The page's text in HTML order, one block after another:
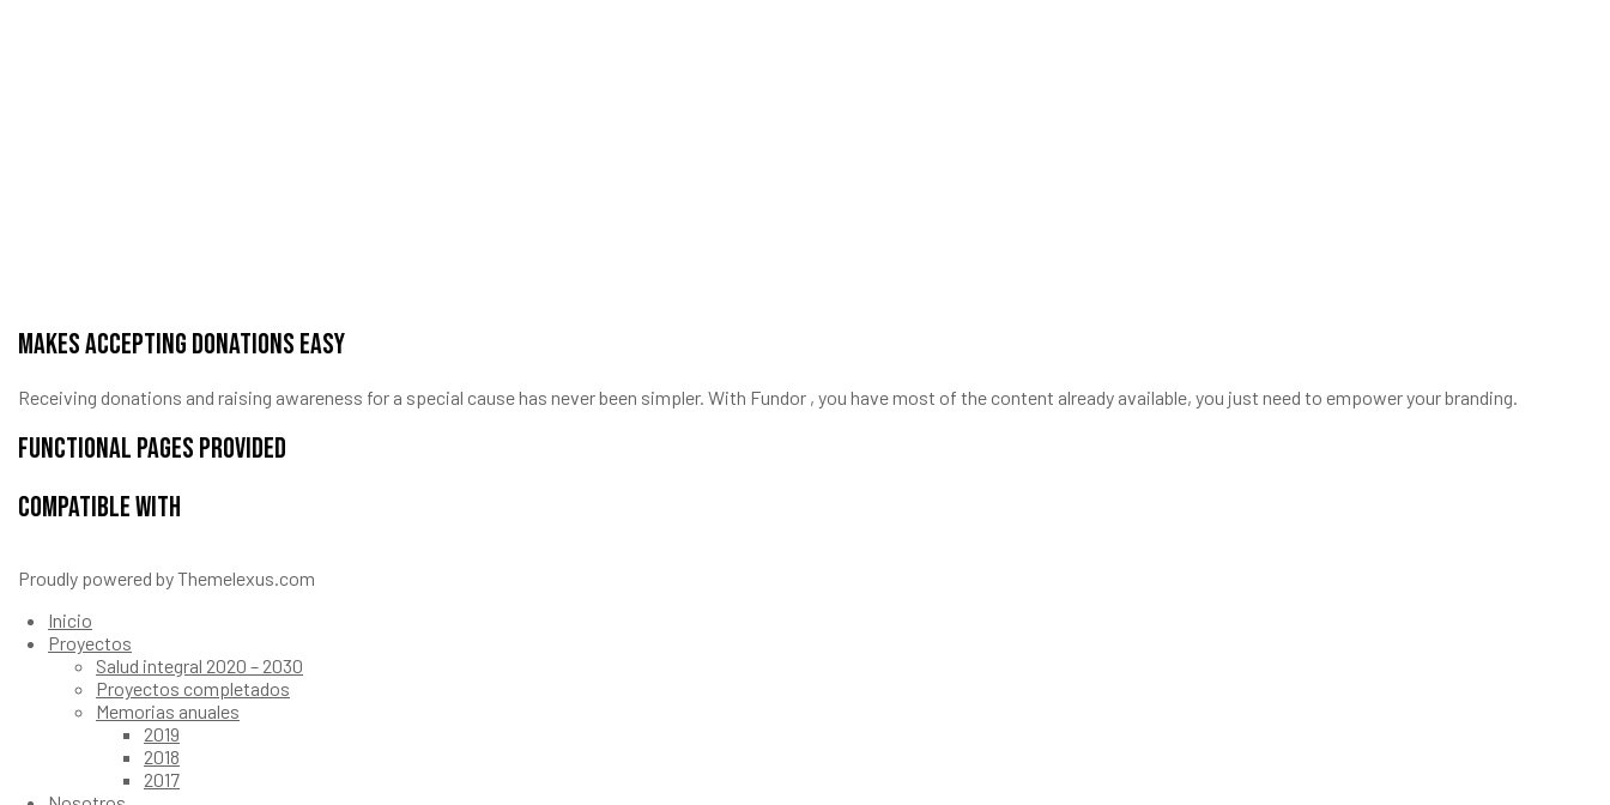
Makes Accepting Donations Easy
Receiving donations and raising awareness for a special cause has never been simpler. With Fundor , you have most of the content already available, you just need to empower your branding.
functional pages provided
Compatible with
Proudly powered by Themelexus.com
Inicio
Proyectos
Salud integral 2020 – 2030
Proyectos completados
Memorias anuales
2019
2018
2017